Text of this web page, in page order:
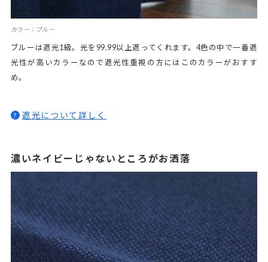
カラー：ブルー
ブルーは遮光1級。光を99.99以上遮ってくれます。4色の中で一番遮
光性が高いカラーなので遮光性重視の方にはこのカラーがおすす
め。
? 遮光について詳しく
濃いネイビーじゃないところがお洒落